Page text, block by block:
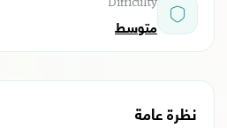
متوسط
نظرة عامة